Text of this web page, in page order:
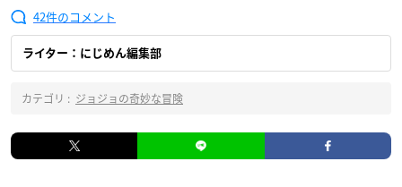
42
ライター：にじめん編集部
カテゴリ : ジョジョの奇妙な冒険